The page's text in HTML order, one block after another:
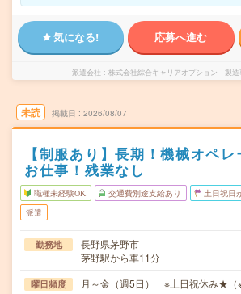
気になる! 応募へ進む
派遣会社 株式会社綜合キャリアオプション 製造
未読 掲載日 2026/08/07
【制服あり】長期！機械オペ
お仕事！残業なし
職種未経験OK 交通費別途支給あり 土日祝日
派遣
勤務地
長野県茅野市
茅野駅から車11分
曜日頻度
月～金（週5日） ※土日祝休み★（